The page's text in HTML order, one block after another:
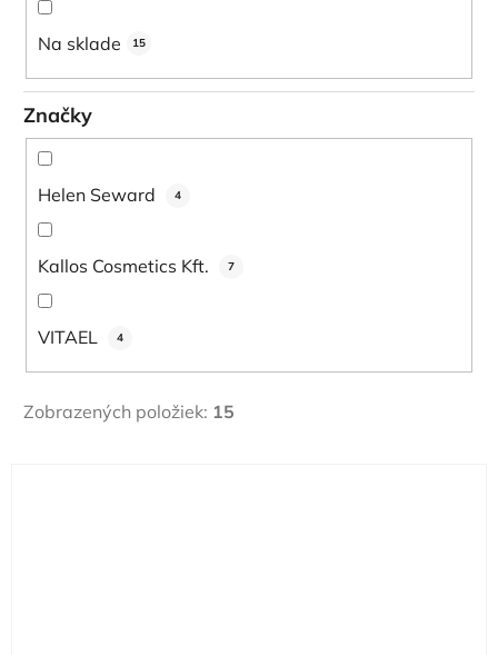
o
Na sklade 15
Značky
Helen Seward 4
Kallos Cosmetics Kft. 7
VITAEL 4
Zobrazených položiek: 15